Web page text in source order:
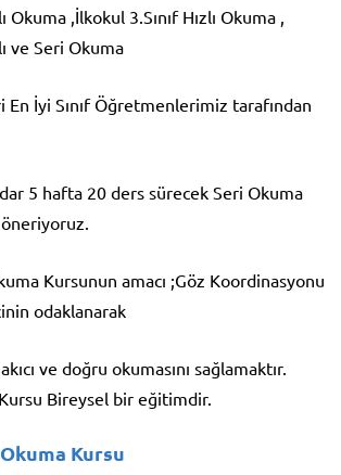
Okuma ,İlkokul 3.Sınıf Hızlı Okuma ,
ve Seri Okuma
İyi Sınıf Öğretmenlerimiz tarafından
5 hafta 20 ders sürecek Seri Okuma
Kursunun amacı ;Göz Koordinasyonu
odaklanarak
ve doğru okumasını sağlamaktır.
Bireysel bir eğitimdir.
Kursu